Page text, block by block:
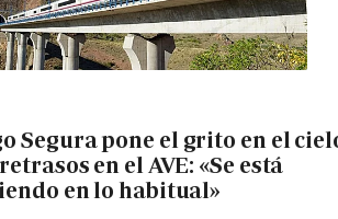
Segura pone el grito en el
en el AVE: «Se está
en lo habitual»